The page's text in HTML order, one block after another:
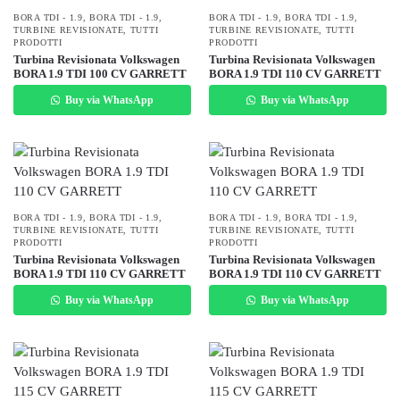
BORA TDI - 1.9 ,BORA TDI - 1.9
TURBINE REVISIONATE
TUTTI
PRODOTTI
Turbina Revisionata Volkswagen
BORA 1.9 TDI 100 CV GARRETT
Buy via WhatsApp
BORA TDI - 1.9 ,BORA TDI - 1.9
TURBINE REVISIONATE
TUTTI
PRODOTTI
Turbina Revisionata Volkswagen
BORA 1.9 TDI 110 CV GARRETT
Buy via WhatsApp
BORA TDI - 1.9 ,BORA TDI - 1.9
TURBINE REVISIONATE
TUTTI
PRODOTTI
Turbina Revisionata Volkswagen
BORA 1.9 TDI 110 CV GARRETT
Buy via WhatsApp
BORA TDI - 1.9 ,BORA TDI - 1.9
TURBINE REVISIONATE
TUTTI
PRODOTTI
Turbina Revisionata Volkswagen
BORA 1.9 TDI 110 CV GARRETT
Buy via WhatsApp